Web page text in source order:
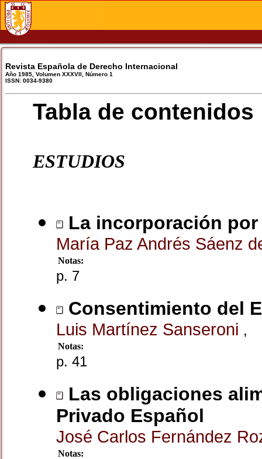
Revista Española de Derecho Internacional
Año 1985, Volumen XXXVII, Número 1
ISSN: 0034-9380
Tabla de contenidos
ESTUDIOS
La incorporación
María Paz Andrés Sáenz
Notas:
p. 7
Consentimiento del
Luis Martínez Sanseroni ,
Notas:
p. 41
Las obligaciones
Privado Español
José Carlos Fernández
Notas: